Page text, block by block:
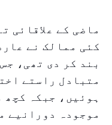
ماضی کے علاقائی
کئی ممالک نے
بند کر دی تھی،
متبادل راستے
ہوئیں، جبکہ کچھ
موجودہ دورانیے